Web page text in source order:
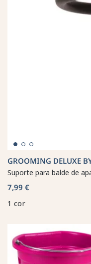
GROOMING DELUXE
Suporte para balde de
7,99 €
1 cor